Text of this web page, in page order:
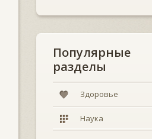
Популярные
разделы
Здоровье
Наука